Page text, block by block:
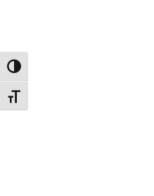
Alternar alto contraste
Alternar tamaño de letra